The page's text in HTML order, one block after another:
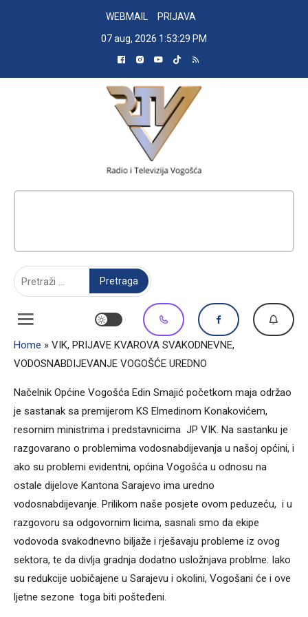
WEBMAIL
PRIJAVA
07 aug, 2026 1:53:30 PM
Home » VIK, PRIJAVE KVAROVA SVAKODNEVNE,
VODOSNABDIJEVANJE VOGOŠĆE UREDNO
Načelnik Općine Vogošća Edin Smajić početkom maja održao
je sastanak sa premijerom KS Elmedinom Konakovićem,
resornim ministrima i predstavnicima JP VIK. Na sastanku je
razgovarano o problemima vodosnabdijevanja u našoj općini, i
ako su problemi evidentni, općina Vogošća u odnosu na
ostale dijelove Kantona Sarajevo ima uredno
vodosnabdijevanje. Prilikom naše posjete ovom peduzeću, i u
razgovoru sa odgovornim licima, sasnali smo da ekipe
vodovoda svakodnevno biljaže i rješavaju probleme iz ovog
sektora, te da divlja gradnja dodatno usložnjava problme. Iako
su redukcije uobičajene u Sarajevu i okolini, Vogošani će i ove
ljetne sezone toga biti pošteđeni.